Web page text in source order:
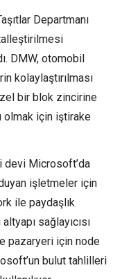
Departmanı
DMW, otomobil
kolaylaştırılması
bir blok zincirine
olmak için iştirake
devi Microsoft’da
işletmeler için
ile paydaşlık
sağlayıcısı
pazaryeri için node
bulut tahlilleri